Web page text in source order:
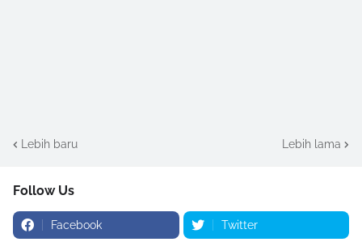
Lebih baru Lebih lama
Follow Us
Facebook Twitter